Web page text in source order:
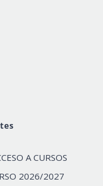
A CURSOS
2026/2027